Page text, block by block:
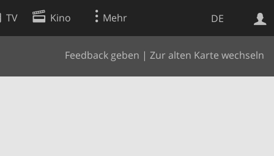
DE
TV Kino Mehr
Feedback geben | Zur alten Karte wechseln
Websuche